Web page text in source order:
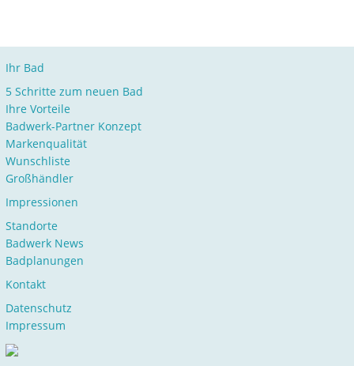
Ihr Bad
5 Schritte zum neuen Bad
Ihre Vorteile
Badwerk-Partner Konzept
Markenqualität
Wunschliste
Großhändler
Impressionen
Standorte
Badwerk News
Badplanungen
Kontakt
Datenschutz
Impressum